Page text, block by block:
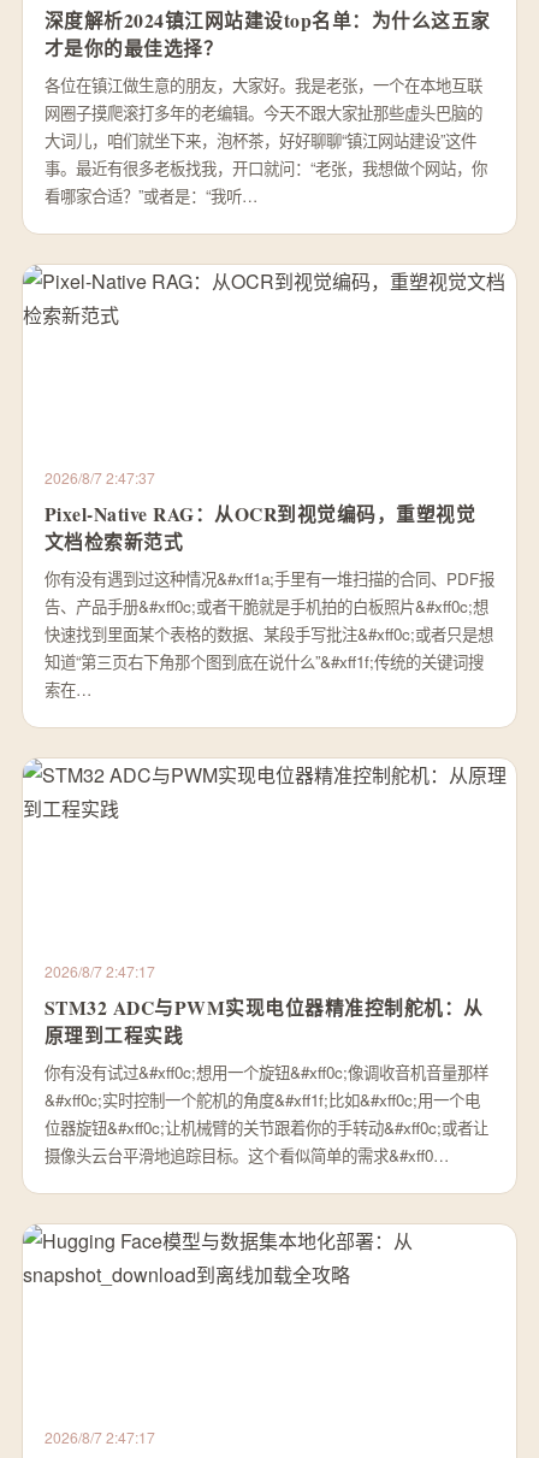
深度解析2024镇江网站建设top名单：为什么这五家
才是你的最佳选择？
各位在镇江做生意的朋友，大家好。我是老张，一个在本地互联
网圈子摸爬滚打多年的老编辑。今天不跟大家扯那些虚头巴脑的
大词儿，咱们就坐下来，泡杯茶，好好聊聊“镇江网站建设”这件
事。最近有很多老板找我，开口就问：“老张，我想做个网站，你
看哪家合适？”或者是：“我听…
2026/8/7 2:47:37
Pixel-Native RAG：从OCR到视觉编码，重塑视觉
文档检索新范式
你有没有遇到过这种情况&#xff1a;手里有一堆扫描的合同、PDF报
告、产品手册&#xff0c;或者干脆就是手机拍的白板照片&#xff0c;想
快速找到里面某个表格的数据、某段手写批注&#xff0c;或者只是想
知道“第三页右下角那个图到底在说什么”&#xff1f;传统的关键词搜
索在…
2026/8/7 2:47:17
STM32 ADC与PWM实现电位器精准控制舵机：从
原理到工程实践
你有没有试过&#xff0c;想用一个旋钮&#xff0c;像调收音机音量那样
&#xff0c;实时控制一个舵机的角度&#xff1f;比如&#xff0c;用一个电
位器旋钮&#xff0c;让机械臂的关节跟着你的手转动&#xff0c;或者让
摄像头云台平滑地追踪目标。这个看似简单的需求&#xff0…
2026/8/7 2:47:17